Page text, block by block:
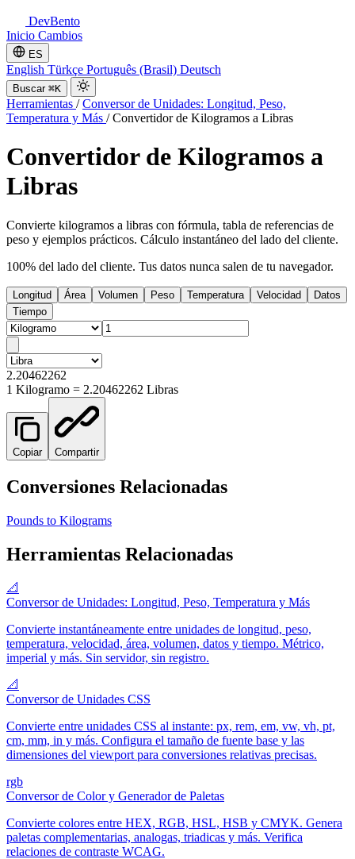
DevBento
Inicio Cambios
ES
English Türkçe Português (Brasil) Deutsch
Buscar ⌘K
Herramientas / Conversor de Unidades: Longitud, Peso,
Temperatura y Más / Convertidor de Kilogramos a Libras
Convertidor de Kilogramos a
Libras
Convierte kilogramos a libras con fórmula, tabla de referencias de
peso y ejemplos prácticos. Cálculo instantáneo del lado del cliente.
100% del lado del cliente. Tus datos nunca salen de tu navegador.
Longitud Área Volumen Peso Temperatura Velocidad
Datos
Tiempo
2.20462262
1 Kilogramo = 2.20462262 Libras
Copiar Compartir
Conversiones Relacionadas
Pounds to Kilograms
Herramientas Relacionadas
📐
Conversor de Unidades: Longitud, Peso, Temperatura y Más
Convierte instantáneamente entre unidades de longitud, peso,
temperatura, velocidad, área, volumen, datos y tiempo. Métrico,
imperial y más. Sin servidor, sin registro.
📐
Conversor de Unidades CSS
Convierte entre unidades CSS al instante: px, rem, em, vw, vh, pt,
cm, mm, in y más. Configura el tamaño de fuente base y las
dimensiones del viewport para conversiones relativas precisas.
rgb
Conversor de Color y Generador de Paletas
Convierte colores entre HEX, RGB, HSL, HSB y CMYK. Genera
paletas complementarias, analogas, triadicas y más. Verifica
relaciones de contraste WCAG.